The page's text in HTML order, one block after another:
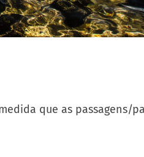
que as passagens/